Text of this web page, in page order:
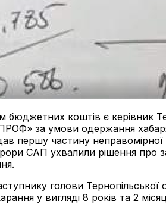
коштів є керівник
за умови одержання хабаря
частину неправомірної
САП ухвалили рішення про
голови Тернопільської
у вигляді 8 років та 2